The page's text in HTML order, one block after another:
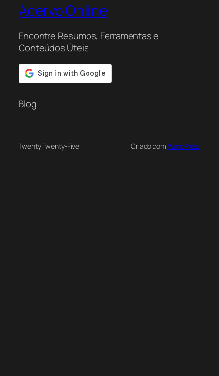
Acervo Online
Encontre Resumos, Ferramentas e
Conteúdos Úteis
Blog
Twenty Twenty-Five Criado com WordPress